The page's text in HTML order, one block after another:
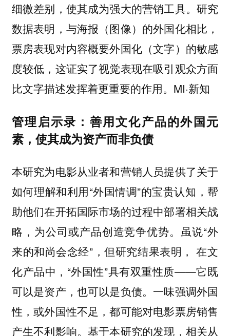
细微差别，使其成为强大的营销工具。研究
数据表明，与海报（图像）的外国化相比，
票房表现对内容概要外国化（文字）的敏感
度较低，这证实了视觉表现在吸引观众方面
比文字描述发挥着更重要的作用。MI·新知
管理启示录：善用文化产品的外国元
素，使其成为资产而非负债
本研究为电影从业者和营销人员提供了关于
如何理解和利用“外国情调”的宝贵认知，帮
助他们在开拓国际市场的过程中部署相关战
略，为公司或产品创造竞争优势。虽说“外
来的和尚会念经”，但研究结果表明， 在文
化产品中，“外国性”具有双重性质——它既
可以是资产，也可以是负债。一味强调外国
性，或外国性不足，都可能对电影票房销售
产生不利影响。基于本研究的发现，相关从